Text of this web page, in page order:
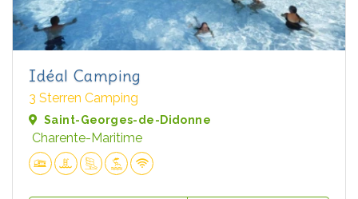
Idéal Camping
3 Sterren Camping
Saint-Georges-de-Didonne
Charente-Maritime